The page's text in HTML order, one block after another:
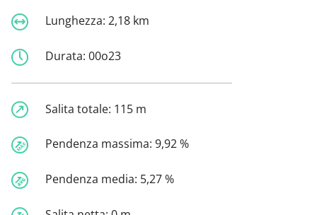
Lunghezza: 2,18 km
Durata: 00o23
Salita totale: 115 m
Pendenza massima: 9,92 %
Pendenza media: 5,27 %